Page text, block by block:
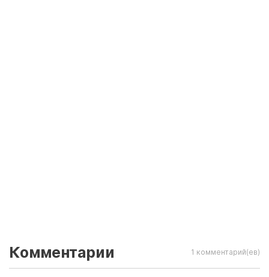
Комментарии 1 комментарий(ев)